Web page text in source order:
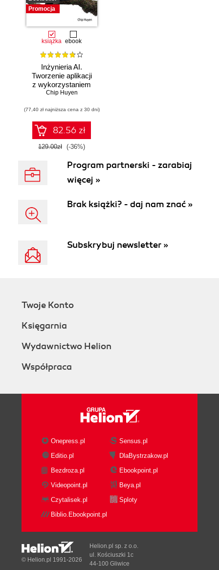
Promocja
książka ebook
Inżynieria AI.
Tworzenie aplikacji
z wykorzystaniem
modeli bazowych
Chip Huyen
(77,40 zł najniższa cena z 30 dni)
82.56 zł
129.00zł (-36%)
Program partnerski - zarabiaj
więcej »
Brak książki? - daj nam znać »
Subskrybuj newsletter »
Twoje Konto
Księgarnia
Wydawnictwo Helion
Współpraca
Onepress.pl
Sensus.pl
Editio.pl
DlaBystrzakow.pl
Bezdroza.pl
Ebookpoint.pl
Videopoint.pl
Beya.pl
Czytalisek.pl
Sploty
Biblio.Ebookpoint.pl
© Helion.pl 1991-2026
Helion.pl sp. z o.o.
ul. Kościuszki 1c
44-100 Gliwice